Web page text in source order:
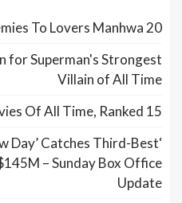
20 Best Enemies To Lovers Manhwa
for Superman's Strongest
Villain of All Time
15 Best Warner Bros. Movies Of All Time, Ranked
Day’ Catches Third-Best
– Sunday Box Office
Update